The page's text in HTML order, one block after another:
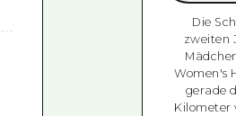
Die
zweiten
Women's
gerade
Kilometer